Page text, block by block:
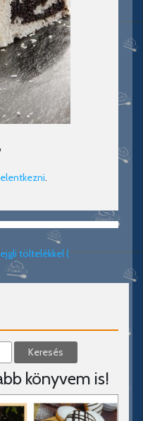
.
töltelékkel (
könyvem is!